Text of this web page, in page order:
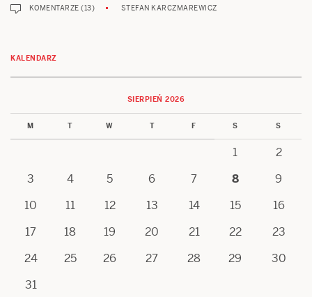
KOMENTARZE (13) STEFAN KARCZMAREWICZ
KALENDARZ
SIERPIEŃ 2026
M T W T F S S
1
2
3
4 5 6 7 8
9
10
11 12 13 14 15
16
17
18 19 20 21 22
23
24
25 26 27 28 29
30
31